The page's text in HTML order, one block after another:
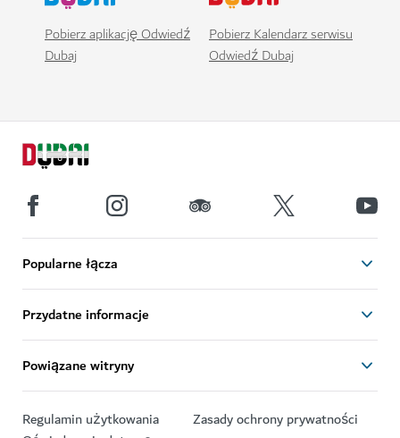
Pobierz aplikację Odwiedź
Dubaj
Pobierz Kalendarz serwisu
Odwiedź Dubaj
Popularne łącza
Przydatne informacje
Powiązane witryny
Regulamin użytkowania
Zasady ochrony prywatności